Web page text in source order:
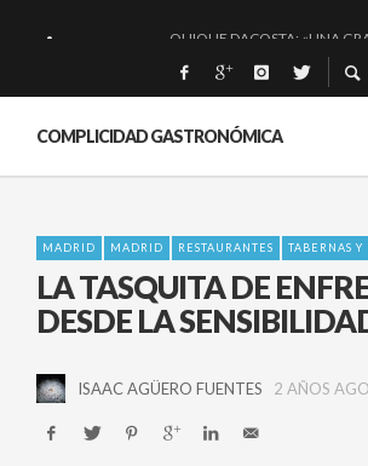
QUIQUE DACOSTA: «UNA
EL BARUCO DE ANERO: MUCHO
MONTIA: ESENCIAL Y
COMPLICIDAD GASTRONÓMICA
MADRID MADRID RESTAURANTES TABERNAS Y
LA TASQUITA DE
DESDE LA
ISAAC AGÜERO FUENTES 2 AÑOS AGO